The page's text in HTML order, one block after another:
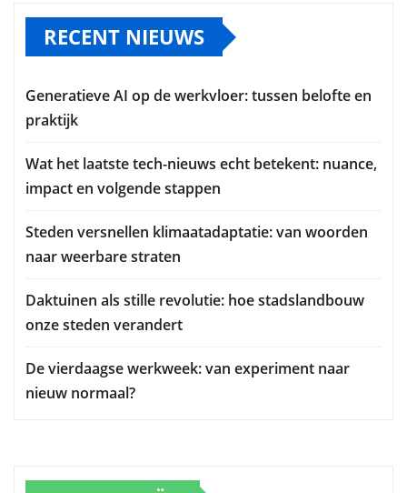
RECENT NIEUWS
Generatieve AI op de werkvloer: tussen belofte en
praktijk
Wat het laatste tech-nieuws echt betekent: nuance,
impact en volgende stappen
Steden versnellen klimaatadaptatie: van woorden
naar weerbare straten
Daktuinen als stille revolutie: hoe stadslandbouw
onze steden verandert
De vierdaagse werkweek: van experiment naar
nieuw normaal?